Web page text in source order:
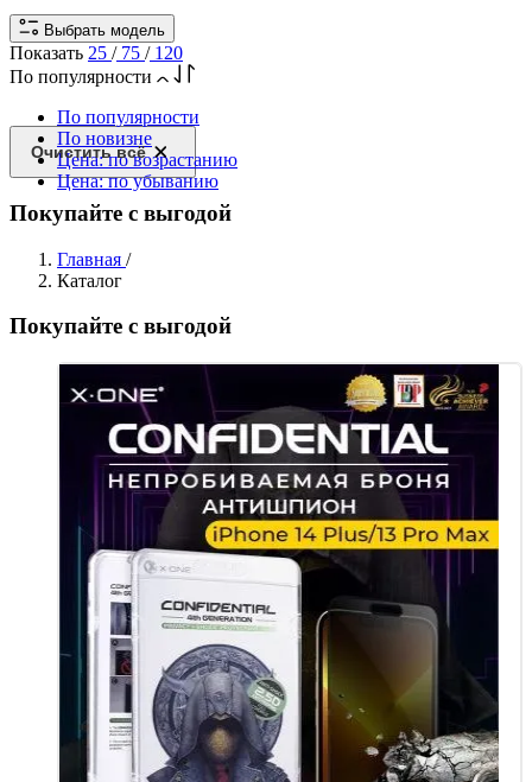
Выбрать модель
Показать 25 / 75 / 120
По популярности
По популярности
По новизне
Цена: по возрастанию
Цена: по убыванию
Очистить всё
Покупайте с выгодой
Главная /
Каталог
Покупайте с выгодой